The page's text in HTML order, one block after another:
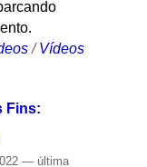
/Vídeos
Fins:
— última